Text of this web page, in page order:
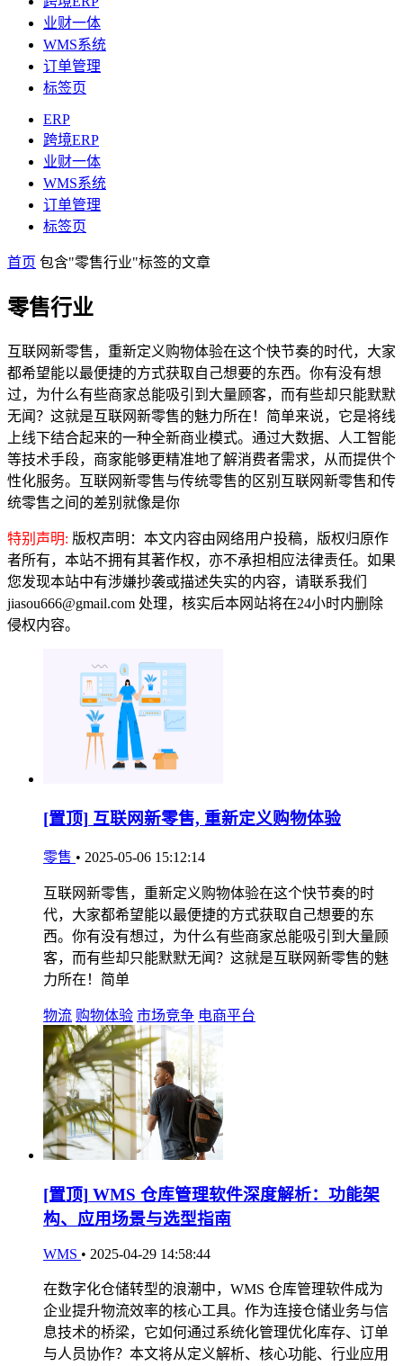
业财一体
WMS系统
订单管理
标签页
ERP
跨境ERP
业财一体
WMS系统
订单管理
标签页
首页 包含"零售行业"标签的文章
零售行业
互联网新零售，重新定义购物体验在这个快节奏的时代，大家
都希望能以最便捷的方式获取自己想要的东西。你有没有想
过，为什么有些商家总能吸引到大量顾客，而有些却只能默默
无闻？这就是互联网新零售的魅力所在！简单来说，它是将线
上线下结合起来的一种全新商业模式。通过大数据、人工智能
等技术手段，商家能够更精准地了解消费者需求，从而提供个
性化服务。互联网新零售与传统零售的区别互联网新零售和传
统零售之间的差别就像是你
特别声明: 版权声明：本文内容由网络用户投稿，版权归原作
者所有，本站不拥有其著作权，亦不承担相应法律责任。如果
您发现本站中有涉嫌抄袭或描述失实的内容，请联系我们
jiasou666@gmail.com 处理，核实后本网站将在24小时内删除
侵权内容。
[置顶] 互联网新零售, 重新定义购物体验
零售 • 2025-05-06 15:12:14
互联网新零售，重新定义购物体验在这个快节奏的时
代，大家都希望能以最便捷的方式获取自己想要的东
西。你有没有想过，为什么有些商家总能吸引到大量顾
客，而有些却只能默默无闻？这就是互联网新零售的魅
力所在！简单
物流 购物体验 市场竞争 电商平台
[置顶] WMS 仓库管理软件深度解析：功能架
构、应用场景与选型指南
WMS • 2025-04-29 14:58:44
在数字化仓储转型的浪潮中，WMS 仓库管理软件成为
企业提升物流效率的核心工具。作为连接仓储业务与信
息技术的桥梁，它如何通过系统化管理优化库存、订单
与人员协作？本文将从定义解析、核心功能、行业应用